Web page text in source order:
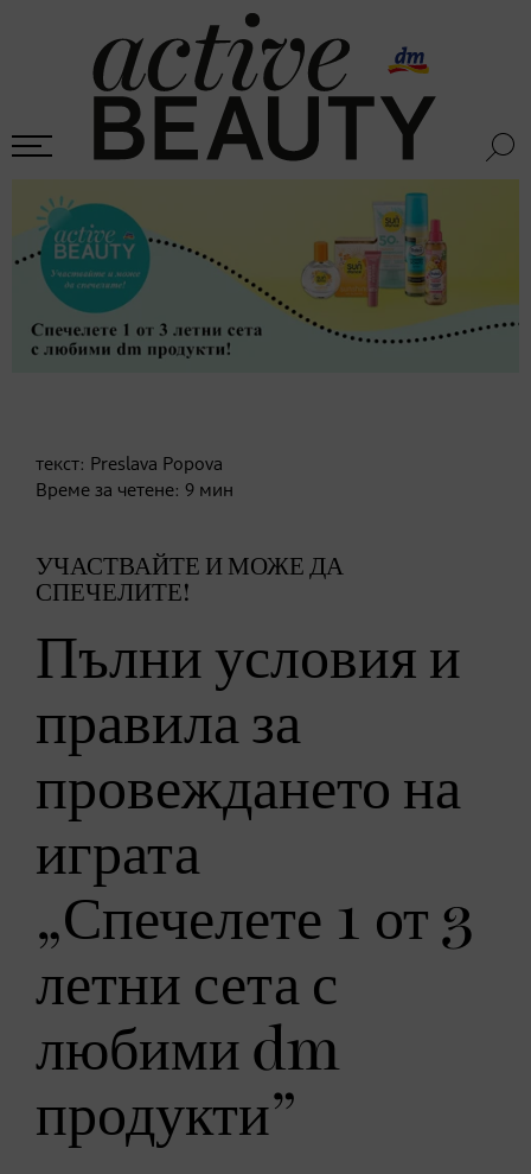
текст: Preslava Popova
Време за четене: 9 мин
УЧАСТВАЙТЕ И МОЖЕ ДА
СПЕЧЕЛИТЕ!
Пълни условия и
правила за
провеждането на
играта
„Спечелете 1 от 3
летни сета с
любими dm
продукти”